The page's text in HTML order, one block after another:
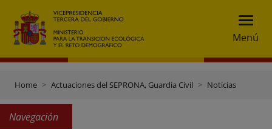
Menú
Home Actuaciones del SEPRONA, Guardia Civil Noticias
Navegación